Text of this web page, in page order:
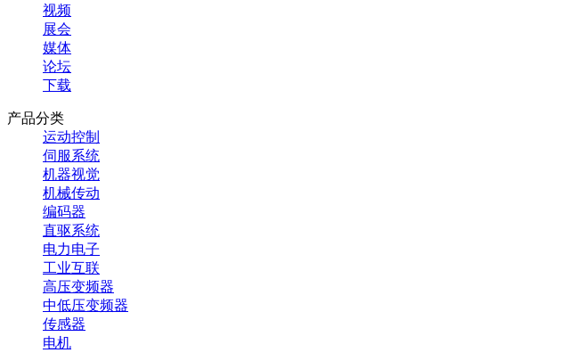
视频
展会
媒体
论坛
下载
产品分类
运动控制
伺服系统
机器视觉
机械传动
编码器
直驱系统
电力电子
工业互联
高压变频器
中低压变频器
传感器
电机